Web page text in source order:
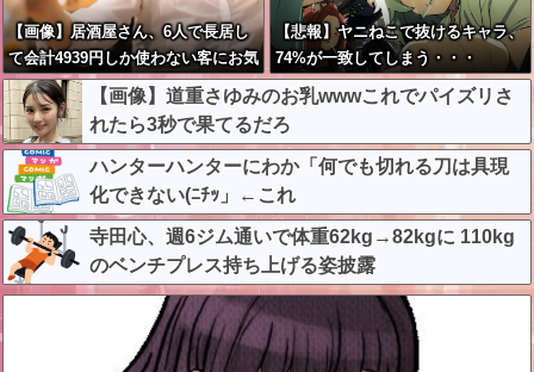
【画像】居酒屋さん、6人で長居し
て会計4939円しか使わない客にお気
持ち表明してしまう←コレどっちが
悪いんや？？？？？？
【悲報】ヤニねこで抜けるキャラ、
74%が一致してしまう・・・
【画像】道重さゆみのお乳wwwこれでパイズリさ
れたら3秒で果てるだろ
ハンターハンターにわか「何でも切れる刀は具現
化できない(ﾆﾁｯ」←これ
寺田心、週6ジム通いで体重62kg→82kgに 110kg
のベンチプレス持ち上げる姿披露